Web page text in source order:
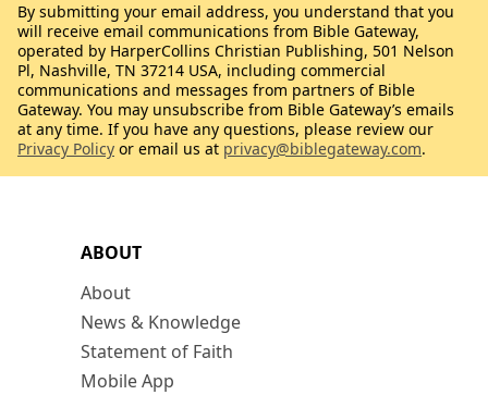
ABOUT
About
News & Knowledge
Statement of Faith
Mobile App
By submitting your email address, you understand that you
will receive email communications from Bible Gateway,
operated by HarperCollins Christian Publishing, 501 Nelson
Pl, Nashville, TN 37214 USA, including commercial
communications and messages from partners of Bible
Gateway. You may unsubscribe from Bible Gateway’s emails
at any time. If you have any questions, please review our
Privacy Policy or email us at privacy@biblegateway.com.